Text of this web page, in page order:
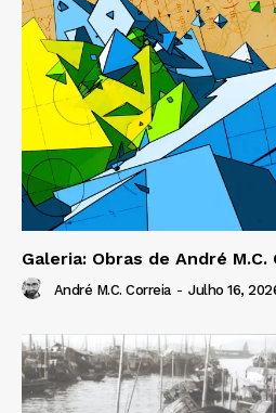
Galeria: Obras de André M.C.
André M.C. Correia - Julho 16,